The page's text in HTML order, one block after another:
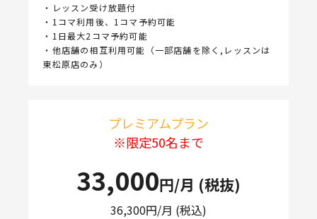
・レッスン受け放題付
・1コマ利用後、1コマ予約可能
・1日最大2コマ予約可能
・他店舗の相互利用可能（一部店舗を除く,レッスンは
東松原店のみ）
プレミアムプラン
※限定50名まで
33,000円/月 (税抜)
36,300円/月 (税込)